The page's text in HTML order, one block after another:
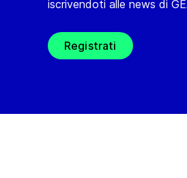
iscrivendoti alle news di
Registrati